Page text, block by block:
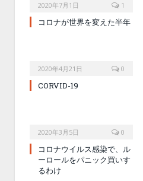
2020年7月1日 1
コロナが世界を変えた半年
2020年4月21日 0
CORVID-19
2020年3月5日 0
コロナウイルス感染で、ル
ーロールをパニック買いす
るわけ